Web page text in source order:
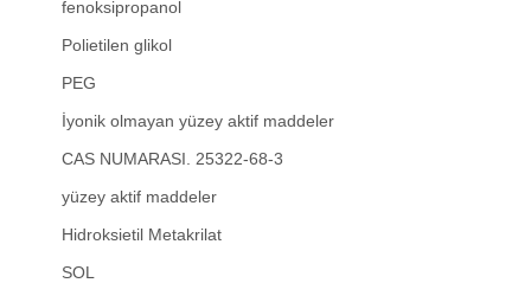
fenoksipropanol
Polietilen glikol
PEG
İyonik olmayan yüzey aktif maddeler
CAS NUMARASI. 25322-68-3
yüzey aktif maddeler
Hidroksietil Metakrilat
SOL